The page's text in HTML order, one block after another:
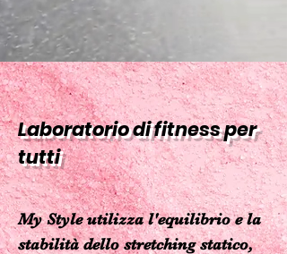
Laboratorio di fitness per
tutti
My Style utilizza l'equilibrio e la
stabilità dello stretching statico,